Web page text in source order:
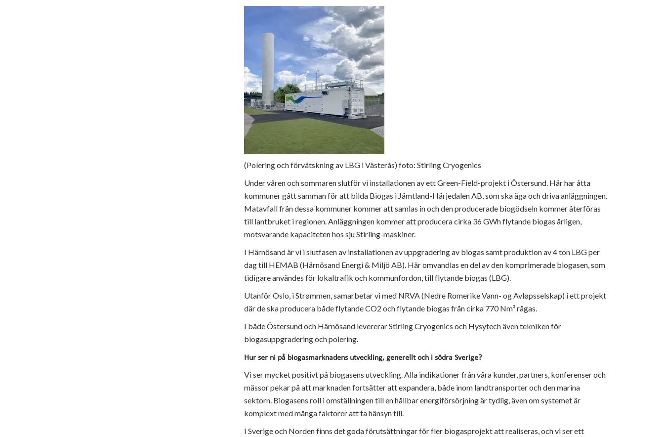
(Polering och förvätskning av LBG i Västerås) foto: Stirling Cryogenics
Under våren och sommaren slutför vi installationen av ett Green-Field-projekt i Östersund. Här har åtta
kommuner gått samman för att bilda Biogas i Jämtland-Härjedalen AB, som ska äga och driva anläggningen.
Matavfall från dessa kommuner kommer att samlas in och den producerade biogödseln kommer återföras
till lantbruket i regionen. Anläggningen kommer att producera cirka 36 GWh flytande biogas årligen,
motsvarande kapaciteten hos sju Stirling-maskiner.
I Härnösand är vi i slutfasen av installationen av uppgradering av biogas samt produktion av 4 ton LBG per
dag till HEMAB (Härnösand Energi & Miljö AB). Här omvandlas en del av den komprimerade biogasen, som
tidigare användes för lokaltrafik och kommunfordon, till flytande biogas (LBG).
Utanför Oslo, i Strømmen, samarbetar vi med NRVA (Nedre Romerike Vann- og Avløpsselskap) i ett projekt
där de ska producera både flytande CO2 och flytande biogas från cirka 770 Nm³ rågas.
I både Östersund och Härnösand levererar Stirling Cryogenics och Hysytech även tekniken för
biogasuppgradering och polering.
Hur ser ni på biogasmarknadens utveckling, generellt och i södra Sverige?
Vi ser mycket positivt på biogasens utveckling. Alla indikationer från våra kunder, partners, konferenser och
mässor pekar på att marknaden fortsätter att expandera, både inom landtransporter och den marina
sektorn. Biogasens roll i omställningen till en hållbar energiförsörjning är tydlig, även om systemet är
komplext med många faktorer att ta hänsyn till.
I Sverige och Norden finns det goda förutsättningar för fler biogasprojekt att realiseras, och vi ser ett